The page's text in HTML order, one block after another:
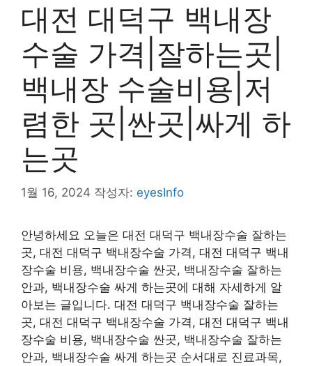
대전 대덕구 백내장
수술 가격|잘하는곳|
백내장 수술비용|저
렴한 곳|싼곳|싸게 하
는곳
1월 16, 2024 작성자: eyesInfo
안녕하세요 오늘은 대전 대덕구 백내장수술 잘하는
곳, 대전 대덕구 백내장수술 가격, 대전 대덕구 백내
장수술 비용, 백내장수술 싼곳, 백내장수술 잘하는
안과, 백내장수술 싸게 하는곳에 대해 자세하게 알
아보는 글입니다. 대전 대덕구 백내장수술 잘하는
곳, 대전 대덕구 백내장수술 가격, 대전 대덕구 백내
장수술 비용, 백내장수술 싼곳, 백내장수술 잘하는
안과, 백내장수술 싸게 하는곳 순서대로 진료과목,